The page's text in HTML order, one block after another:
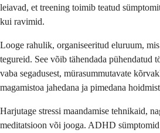
leiavad, et treening toimib teatud
kui ravimid.
Looge rahulik, organiseeritud eluruum,
tegureid. See võib tähendada pühendatud
vaba segadusest, mürasummutavate
magamistoa jahedana ja pimedana
Harjutage stressi maandamise tehnikaid,
meditatsioon või jooga. ADHD sümptomid